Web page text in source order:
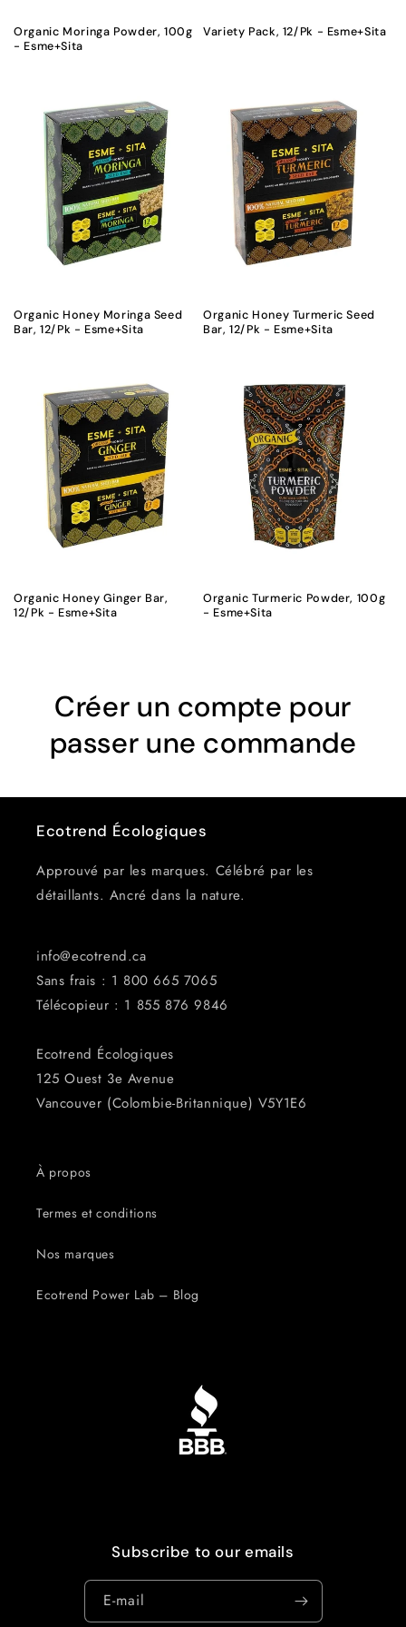
n
Organic Moringa Powder, 100g
- Esme+Sita
Variety Pack, 12/Pk - Esme+Sita
Organic Honey Moringa Seed
Bar, 12/Pk - Esme+Sita
Organic Honey Turmeric Seed
Bar, 12/Pk - Esme+Sita
Organic Honey Ginger Bar,
12/Pk - Esme+Sita
Organic Turmeric Powder, 100g
- Esme+Sita
Créer un compte pour
passer une commande
Ecotrend Écologiques
Approuvé par les marques. Célébré par les
détaillants. Ancré dans la nature.
info@ecotrend.ca
Sans frais : 1 800 665 7065
Télécopieur : 1 855 876 ​​9846
Ecotrend Écologiques
125 Ouest 3e Avenue
Vancouver (Colombie-Britannique) V5Y1E6
À propos
Termes et conditions
Nos marques
Ecotrend Power Lab – Blog
Subscribe to our emails
E-mail